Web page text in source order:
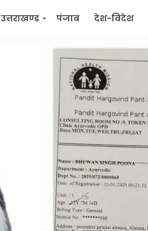
उत्तराखण्ड पंजाब देश-विदेश
जन मुद्दे